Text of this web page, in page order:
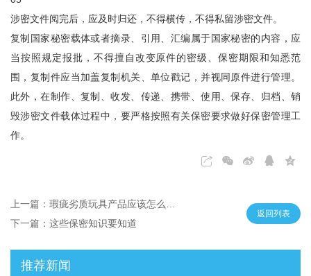
涉密文件阅完后，应及时归还，不得横传，不得私留涉密文件。
复制国家秘密载体或者摘录、引用、汇编属于国家秘密的内容，应
当按照规定报批，不得擅自改变原件的密级、保密期限和知悉范
围，复制件应当加盖复制机关、单位戳记，并视同原件进行管理。
此外，在制作、复制、收发、传递、携带、使用、保存、归档、销
毁涉密文件载体过程中，要严格按照有关保密要求做好保密管理工
作。
下一篇：这些保密知识要知道
返回列表
推荐新闻